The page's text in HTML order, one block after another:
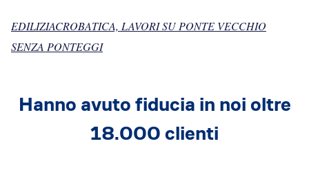
News
EDILIZIACROBATICA, LAVORI SU PONTE VECCHIO
SENZA PONTEGGI
Hanno avuto fiducia in noi oltre
18.000 clienti